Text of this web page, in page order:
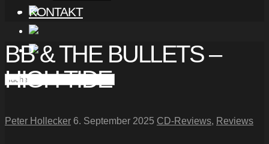
KONTAKT
BB & THE BULLETS –
HIGH TIDE
Peter Hollecker 6. September 2025 CD-Reviews, Reviews